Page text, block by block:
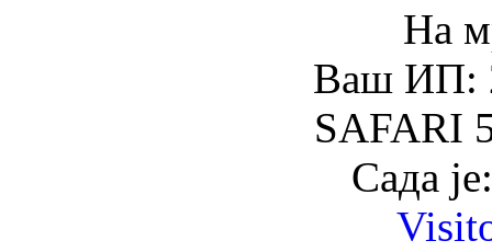
На
Ваш ИП:
SAFARI
Сада